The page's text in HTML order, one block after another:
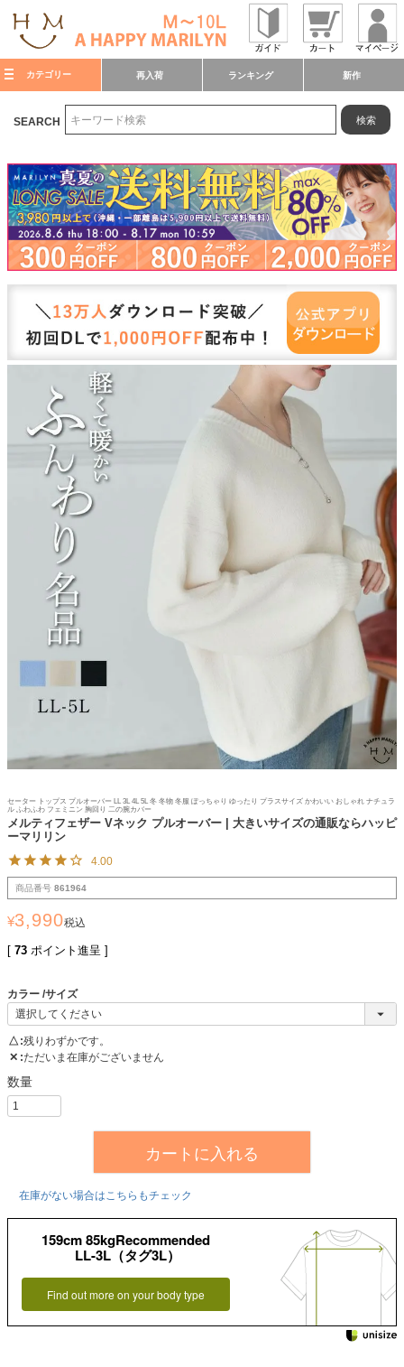
カテゴリー 再入荷 ランキング 新作
SEARCH 検索
セーター トップス プルオーバー LL 3L 4L 5L 冬 冬物 冬服 ぽっちゃり ゆったり プラスサイズ かわいい おしゃれ ナチュラ
ル ふわふわ フェミニン 胸回り 二の腕カバー
メルティフェザー Vネック プルオーバー | 大きいサイズの通販ならハッピ
ーマリリン
4.00
商品番号 861964
¥3,990税込
[ 73 ポイント進呈 ]
カラー サイズ
△ 残りわずかです。
✕ ただいま在庫がございません
カートに入れる
在庫がない場合はこちらもチェック
159cm 85kgRecommended
LL-3L（タグ3L）
Find out more on your body type